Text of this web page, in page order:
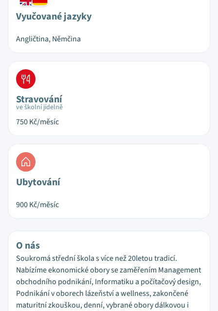
Vyučované jazyky
Angličtina, Němčina
Stravování
ve školní jídelně
750Kč/měsíc
Ubytování
900Kč/měsíc
O nás
Soukromá střední škola s více než 20letou tradicí.
Nabízíme ekonomické obory se zaměřením Management
obchodního podnikání, Informatiku a počítačový design,
Podnikání v oborech lázeňství a wellness, zakončené
maturitní zkouškou, denní, vybrané obory dálkovou i